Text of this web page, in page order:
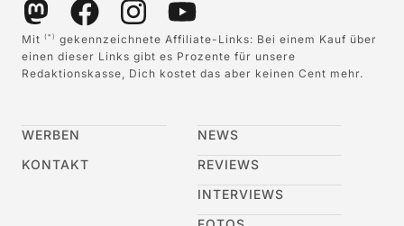
Mit (*)
gekennzeichnete Affiliate-Links: Bei einem Kauf über
einen dieser Links gibt es Prozente für unsere
Redaktionskasse, Dich kostet das aber keinen Cent mehr.
WERBEN
KONTAKT
NEWS
REVIEWS
INTERVIEWS